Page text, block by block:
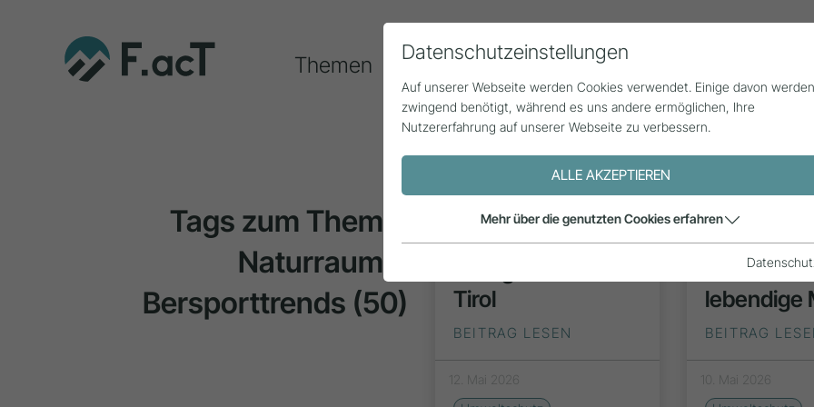
Themen Alle Beiträge Statistik
Tags zum Thema:
Naturraum &
Bersporttrends (50)
INSPIRATION
Tirol
BEITRAG LESEN
12. Mai 2026
lebendige
BEITRAG
10. Mai 2026
Datenschutzeinstellungen
Auf unserer Webseite werden Cookies verwendet. Einige davon werden
zwingend benötigt, während es uns andere ermöglichen, Ihre
Nutzererfahrung auf unserer Webseite zu verbessern.
ALLE AKZEPTIEREN
Mehr über die genutzten Cookies erfahren